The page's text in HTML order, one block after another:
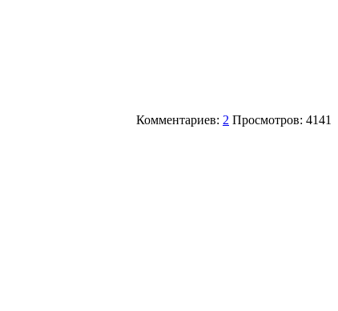
Комментариев: 2 Просмотров: 4141